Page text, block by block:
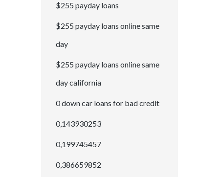
$255 payday loans
$255 payday loans online same
day
$255 payday loans online same
day california
0 down car loans for bad credit
0,143930253
0,199745457
0,386659852